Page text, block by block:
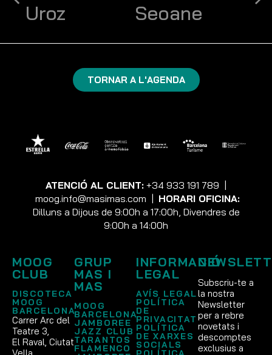
Uroz
Seoane
TORNAR A L'AGENDA
ATENCIÓ AL CLIENT: +34 933 191 789
moog.info@masimas.com
HORARI OFICINA:
Dilluns a Dijous de 9:00h a 17:00h, Divendres de
9:00h a 14:00h
MOOG
CLUB
DISCOTECA
MOOG
BARCELONA
Carrer Arc del
Teatre 3,
El Raval, Ciutat
GRUP
MAS I
MAS
MOOG
BARCELONA
JAMBOREE
JAZZ CLUB
TARANTOS
FLAMENCO
INFORMACIÓ
LEGAL
AVÍS LEGAL
POLÍTICA
DE
PRIVACITAT
POLÍTICA
DE XARXES
SOCIALS
Subscriu-te a
la nostra
Newsletter
per a rebre
novetats i
descomptes
exclusius a